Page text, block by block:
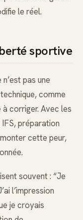
le réel.
sportive
pas une
comme
corriger. Avec les
préparation
cette peur,
souvent : “Je
l’impression
je croyais